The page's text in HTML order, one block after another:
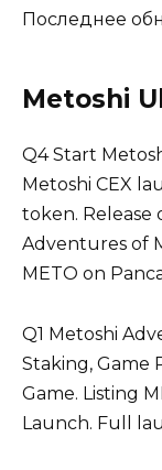
Последнее
Metoshi
Q4 Start
Metoshi CEX
token. Release
Adventures of
METO on
Q1 Metoshi
Staking, Game
Game. Listing
Launch. Full